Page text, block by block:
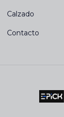
Calzado
Contacto